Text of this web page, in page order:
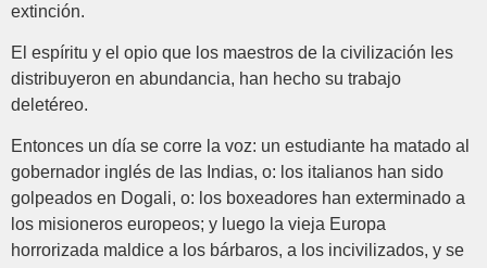
extinción.
El espíritu y el opio que los maestros de la civilización les
distribuyeron en abundancia, han hecho su trabajo
deletéreo.
Entonces un día se corre la voz: un estudiante ha matado al
gobernador inglés de las Indias, o: los italianos han sido
golpeados en Dogali, o: los boxeadores han exterminado a
los misioneros europeos; y luego la vieja Europa
horrorizada maldice a los bárbaros, a los incivilizados, y se